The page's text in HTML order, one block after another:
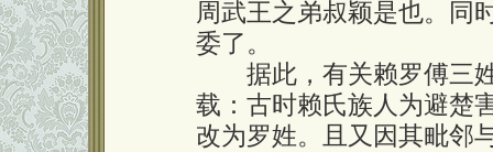
周武王之弟叔颖是也。同
委了。
据此，有关赖罗傅三姓
载：古时赖氏族人为避楚
改为罗姓。且又因其毗邻